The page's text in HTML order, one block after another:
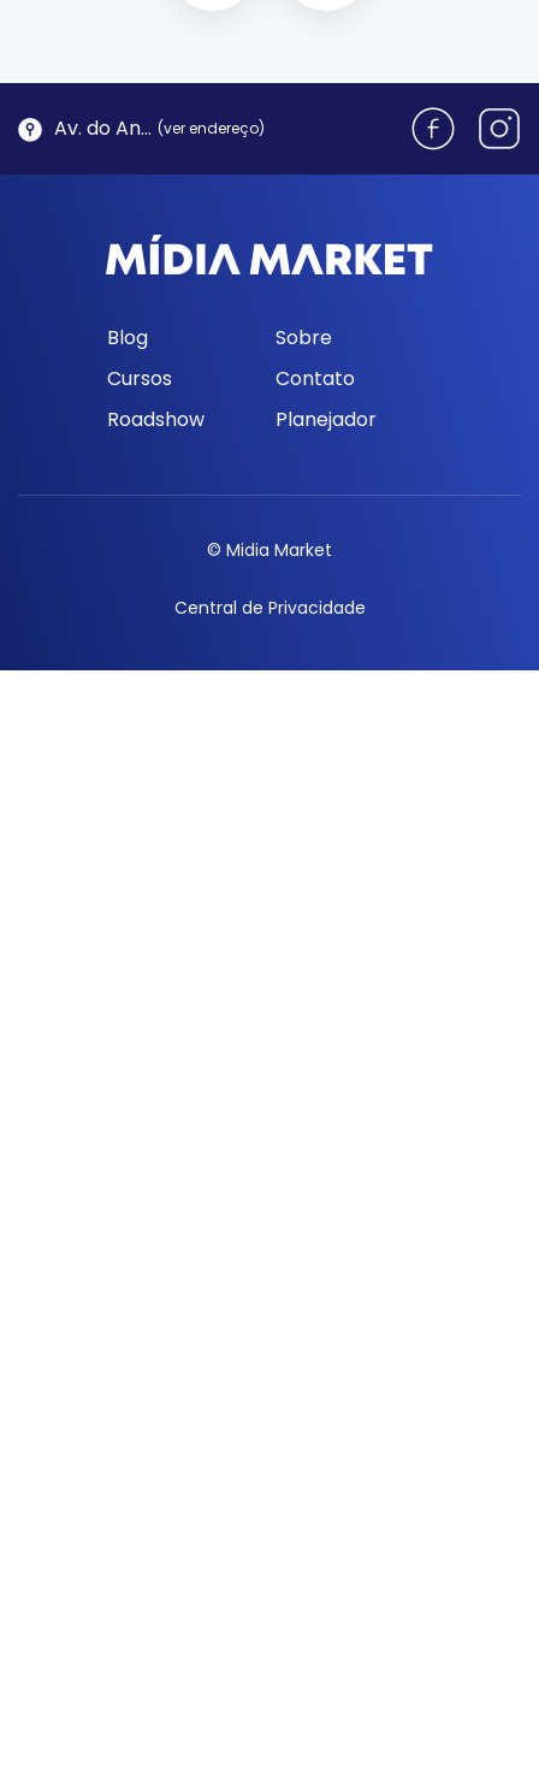
Av. do Antão, 1762 - Morro da Cruz | Florianópolis (ver endereço)
Blog
Sobre
Cursos
Contato
Roadshow
Planejador
© Midia Market
Central de Privacidade